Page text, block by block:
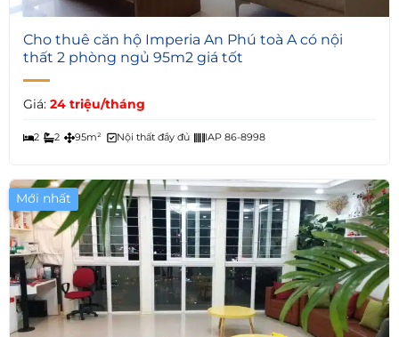
6
Cho thuê căn hộ Imperia An Phú toà A có nội
thất 2 phòng ngủ 95m2 giá tốt
Giá: 24 triệu/tháng
2 2 95m² Nội thất đầy đủ IAP 86-8998
Mới nhất